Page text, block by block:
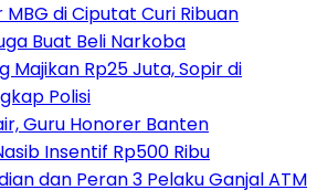
di Ciputat Curi Ribuan
Buat Beli Narkoba
Majikan Rp25 Juta, Sopir di
Polisi
Guru Honorer Banten
Insentif Rp500 Ribu
dan Peran 3 Pelaku Ganjal ATM